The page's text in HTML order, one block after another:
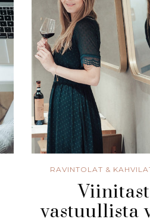
RAVINTOLAT &
vastuullista